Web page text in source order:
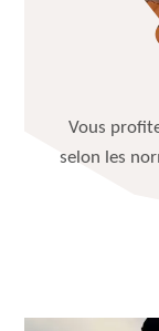
Vous
selon les